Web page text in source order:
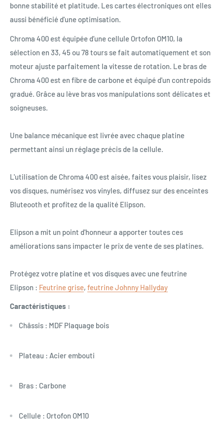
bonne stabilité et platitude. Les cartes électroniques ont elles
aussi bénéficié d'une optimisation.
Chroma 400 est équipée d’une cellule Ortofon OM10, la
sélection en 33, 45 ou 78 tours se fait automatiquement et son
moteur ajuste parfaitement la vitesse de rotation. Le bras de
Chroma 400 est en fibre de carbone et équipé d'un contrepoids
gradué. Grâce au lève bras vos manipulations sont délicates et
soigneuses.
Une balance mécanique est livrée avec chaque platine
permettant ainsi un réglage précis de la cellule.
L'utilisation de Chroma 400 est aisée, faites vous plaisir, lisez
vos disques, numérisez vos vinyles, diffusez sur des enceintes
Bluteooth et profitez de la qualité Elipson.
Elipson a mit un point d'honneur a apporter toutes ces
améliorations sans impacter le prix de vente de ses platines.
Protégez votre platine et vos disques avec une feutrine
Elipson : Feutrine grise, feutrine Johnny Hallyday
Caractéristiques :
Châssis : MDF Plaquage bois
Plateau : Acier embouti
Bras : Carbone
Cellule : Ortofon OM10